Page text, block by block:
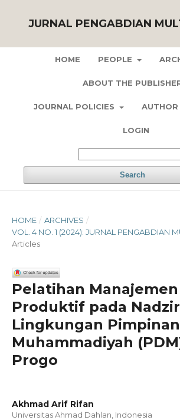
JURNAL PENGABDIAN
HOME PEOPLE
ABOUT THE
JOURNAL POLICIES AUTHOR
LOGIN
Search
HOME / ARCHIVES /
VOL. 4 NO. 1 (2024): JURNAL PENGABDIAN
Articles
Pelatihan
Produktif pada
Lingkungan
Muhammadiyah
Progo
Akhmad Arif Rifan
Universitas Ahmad Dahlan, Indonesia